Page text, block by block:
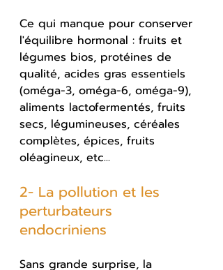
Ce qui manque pour conserver
l'équilibre hormonal : fruits et
légumes bios, protéines de
qualité, acides gras essentiels
(oméga-3, oméga-6, oméga-9),
aliments lactofermentés, fruits
secs, légumineuses, céréales
complètes, épices, fruits
oléagineux, etc...
2- La pollution et les
perturbateurs
endocriniens
Sans grande surprise, la